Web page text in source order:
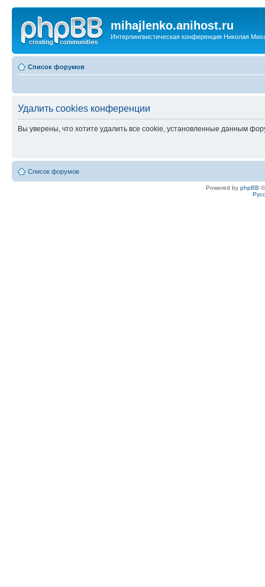
mihajlenko.anihost.ru
Интерлингвистическая конференция Николая
Список форумов
Удалить cookies конференции
Вы уверены, что хотите удалить все cookie, установленные данным
Список форумов
Powered by phpBB